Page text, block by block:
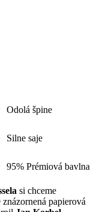
Odolá špine
Silne saje
95% Prémiová bavlna
si chceme
papierová